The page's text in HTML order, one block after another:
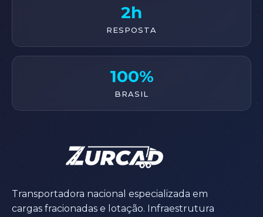
2h
RESPOSTA
100%
BRASIL
Transportadora nacional especializada em
cargas fracionadas e lotação. Infraestrutura